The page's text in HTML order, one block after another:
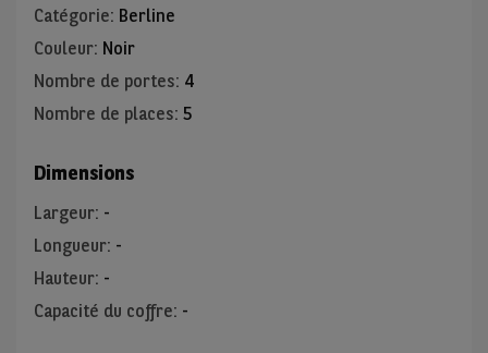
Catégorie: Berline
Couleur: Noir
Nombre de portes: 4
Nombre de places: 5
Dimensions
Largeur: -
Longueur: -
Hauteur: -
Capacité du coffre: -